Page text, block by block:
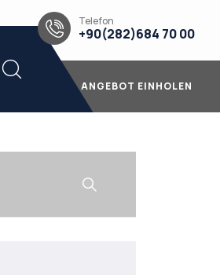
Telefon
+90(282)684 70 00
ANGEBOT EINHOLEN